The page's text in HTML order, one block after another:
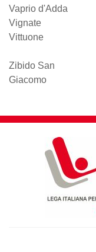
Vaprio d'Adda
Vignate
Vittuone
Zibido San
Giacomo